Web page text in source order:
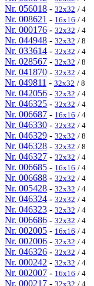
Nr. 056018 - 32x32 / 4
Nr. 008621 - 16x16 / 4
Nr. 000176 - 32x32 / 4
Nr. 044948 - 32x32 / 8
Nr. 033614 - 32x32 / 4
Nr. 028567 - 32x32 / 8
Nr. 041870 - 32x32 / 4
Nr. 049811 - 32x32 / 8
Nr. 042056 - 32x32 / 4
Nr. 046325 - 32x32 / 4
Nr. 006687 - 16x16 / 4
Nr. 046330 - 32x32 / 4
Nr. 046329 - 32x32 / 8
Nr. 046328 - 32x32 / 8
Nr. 046327 - 32x32 / 4
Nr. 006685 - 16x16 / 4
Nr. 006688 - 32x32 / 4
Nr. 005428 - 32x32 / 4
Nr. 046324 - 32x32 / 4
Nr. 046323 - 32x32 / 4
Nr. 006686 - 32x32 / 4
Nr. 002005 - 16x16 / 4
Nr. 002006 - 32x32 / 4
Nr. 046326 - 32x32 / 4
Nr. 000242 - 32x32 / 4
Nr. 002007 - 16x16 / 4
Nr. 000217 - 32x32 / 4